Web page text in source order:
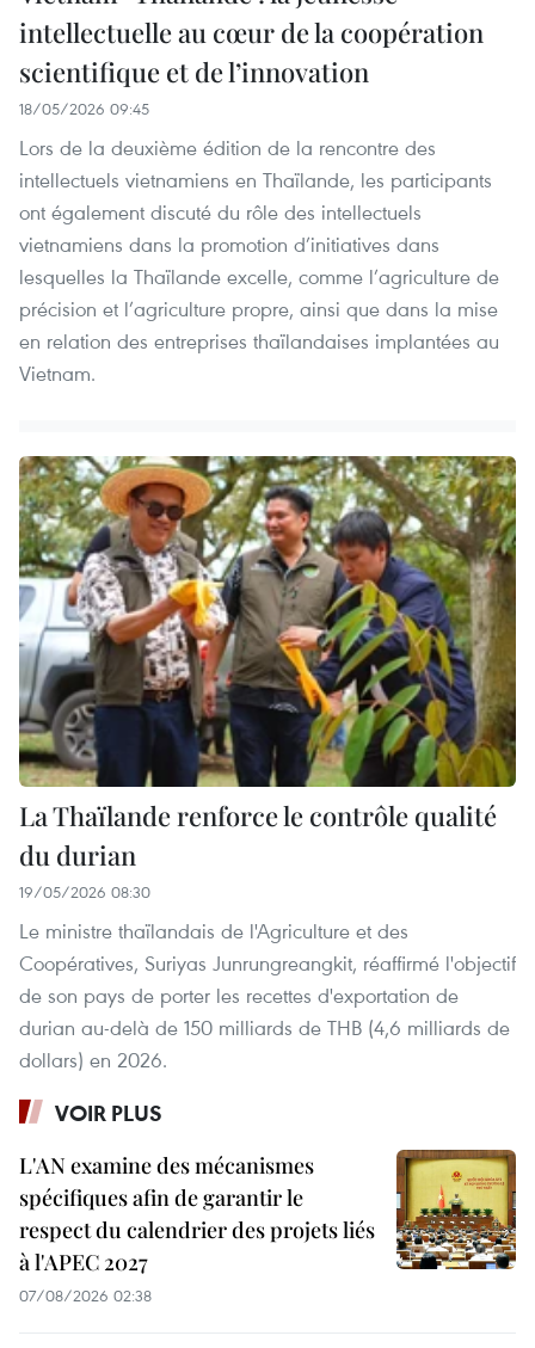
intellectuelle au cœur de la coopération
scientifique et de l’innovation
18/05/2026 09:45
Lors de la deuxième édition de la rencontre des
intellectuels vietnamiens en Thaïlande, les participants
ont également discuté du rôle des intellectuels
vietnamiens dans la promotion d’initiatives dans
lesquelles la Thaïlande excelle, comme l’agriculture de
précision et l’agriculture propre, ainsi que dans la mise
en relation des entreprises thaïlandaises implantées au
Vietnam.
La Thaïlande renforce le contrôle qualité
du durian
19/05/2026 08:30
Le ministre thaïlandais de l'Agriculture et des
Coopératives, Suriyas Junrungreangkit, réaffirmé l'objectif
de son pays de porter les recettes d'exportation de
durian au-delà de 150 milliards de THB (4,6 milliards de
dollars) en 2026.
VOIR PLUS
L'AN examine des mécanismes
spécifiques afin de garantir le
respect du calendrier des projets liés
à l'APEC 2027
07/08/2026 02:38